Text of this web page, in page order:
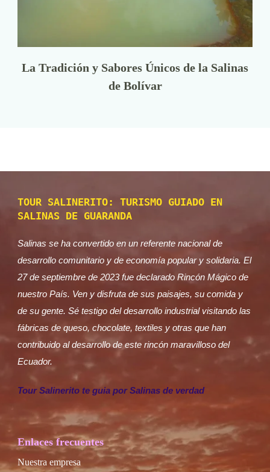
La Tradición y Sabores Únicos de la Salinas
de Bolívar
TOUR SALINERITO: TURISMO GUIADO EN
SALINAS DE GUARANDA
Salinas se ha convertido en un referente nacional de
desarrollo comunitario y de economía popular y solidaria. El
27 de septiembre de 2023 fue declarado Rincón Mágico de
nuestro País. Ven y disfruta de sus paisajes, su comida y
de su gente. Sé testigo del desarrollo industrial visitando las
fábricas de queso, chocolate, textiles y otras que han
contribuido al desarrollo de este rincón maravilloso del
Ecuador.
Tour Salinerito te guia por Salinas de verdad
Enlaces frecuentes
Nuestra empresa